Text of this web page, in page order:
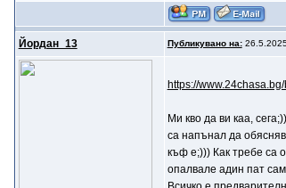
Йордан_13 Публикувано на:
https://
Ми кво да ви каа,
са напънал да
къф е;))) Как требе са
опалвале адин пат